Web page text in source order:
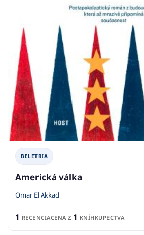
BELETRIA
Americká válka
Omar El Akkad
1 RECENCIACENA Z 1 KNÍHKUPECTVA